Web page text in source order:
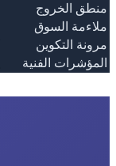
منطق الخروج
ملاءمة السوق
مرونة التكوين
المؤشرات الفنية